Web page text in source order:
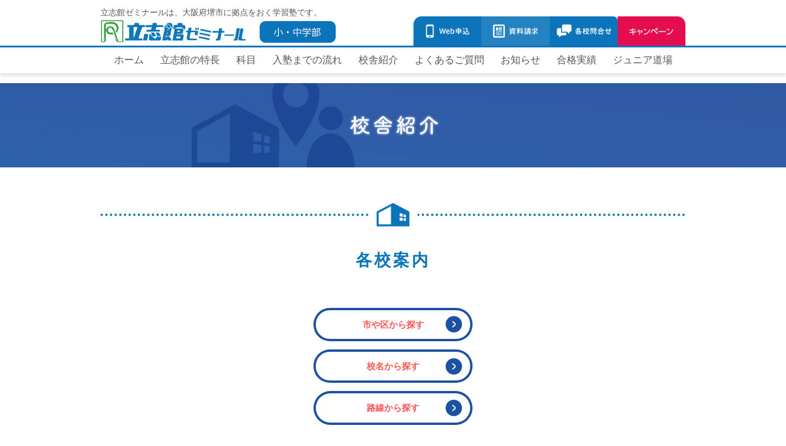
立志館ゼミナールは、大阪府堺市に拠点をおく学習塾です。
ホーム 立志館の特長 科目 入塾までの流れ 校舎紹介 よくあるご質問 お知らせ 合格実績 ジュニア道場
各校案内
市や区から探す
校名から探す
路線から探す